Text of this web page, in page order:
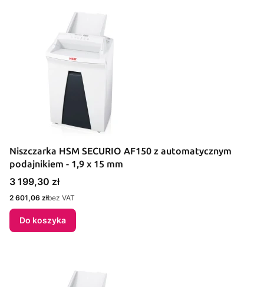
Niszczarka HSM SECURIO AF150 z automatycznym
podajnikiem - 1,9 x 15 mm
Cena
3 199,30 zł
Cena
2 601,06 złbez VAT
Do koszyka